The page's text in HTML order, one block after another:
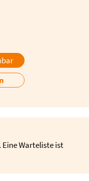
Warteliste ist